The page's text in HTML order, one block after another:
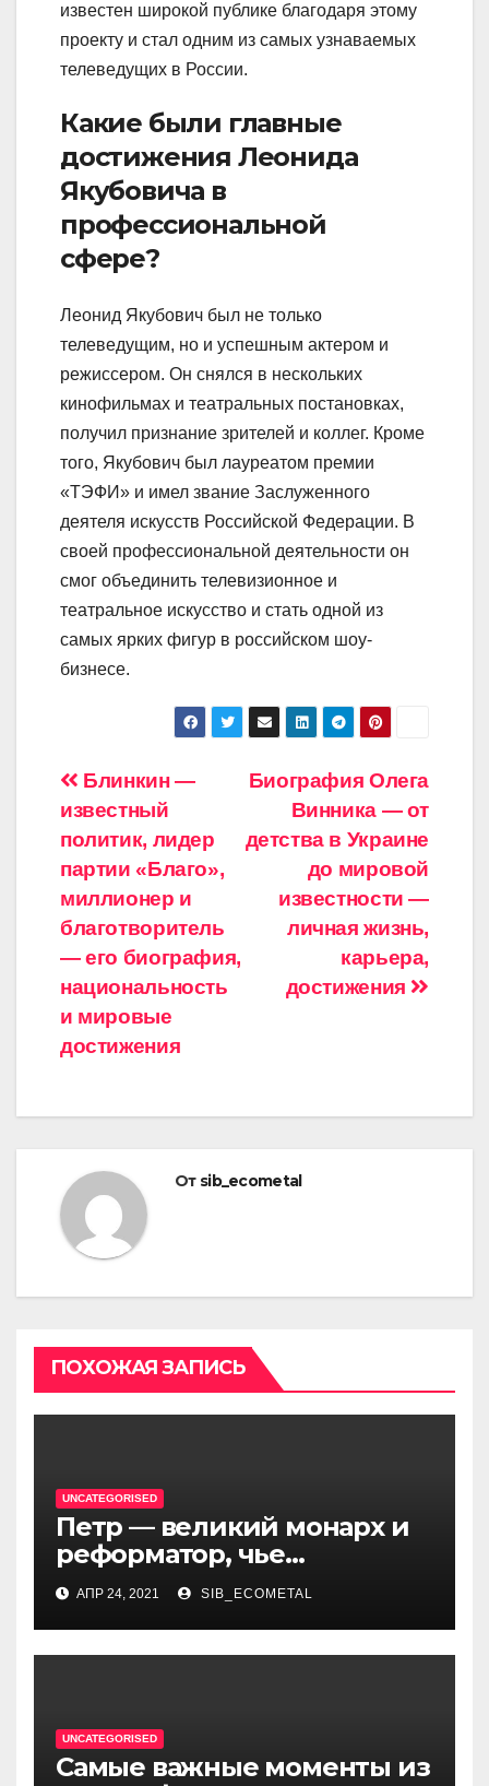
известен широкой публике благодаря этому
проекту и стал одним из самых узнаваемых
телеведущих в России.
Какие были главные
достижения Леонида
Якубовича в
профессиональной
сфере?
Леонид Якубович был не только
телеведущим, но и успешным актером и
режиссером. Он снялся в нескольких
кинофильмах и театральных постановках,
получил признание зрителей и коллег. Кроме
того, Якубович был лауреатом премии
«ТЭФИ» и имел звание Заслуженного
деятеля искусств Российской Федерации. В
своей профессиональной деятельности он
смог объединить телевизионное и
театральное искусство и стать одной из
самых ярких фигур в российском шоу-
бизнесе.
Навигация
по
записям
Биография Олега
Винника — от
детства в Украине
до мировой
известности —
личная жизнь,
карьера,
достижения
Блинкин —
известный
политик, лидер
партии «Благо»,
миллионер и
благотворитель
— его биография,
национальность
и мировые
достижения
От sib_ecometal
ПОХОЖАЯ ЗАПИСЬ
UNCATEGORISED
Петр — великий монарх и
реформатор, чье
правление стало вехой в
истории России и обрёл
международное
признание
АПР 24, 2021 SIB_ECOMETAL
UNCATEGORISED
Самые важные моменты из